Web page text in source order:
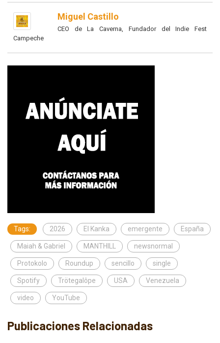
Miguel Castillo
CEO de La Caverna, Fundador del Indie Fest
Campeche
Tags: 2026 El Kanka emergente España
Maiah & Gabriel MANTHILL newsnormal
Protokolo Roundup sencillo single
Spotify Trötegalôpe USA Venezuela
video YouTube
Publicaciones Relacionadas